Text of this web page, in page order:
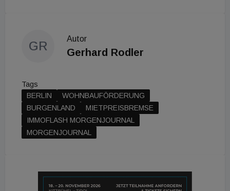
GR
Autor
Gerhard Rodler
Tags
BERLIN
WOHNBAUFÖRDERUNG
BURGENLAND
MIETPREISBREMSE
IMMOFLASH MORGENJOURNAL
MORGENJOURNAL